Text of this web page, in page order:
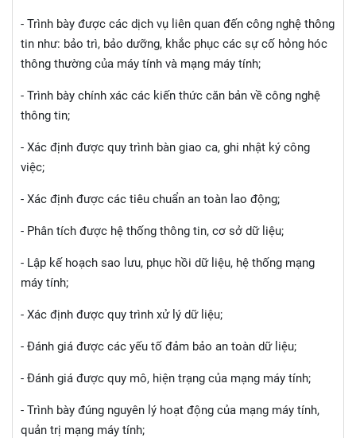
- Trình bày được các dịch vụ liên quan đến công nghệ thông
tin như: bảo trì, bảo dưỡng, khắc phục các sự cố hỏng hóc
thông thường của máy tính và mạng máy tính;
- Trình bày chính xác các kiến thức căn bản về công nghệ
thông tin;
- Xác định được quy trình bàn giao ca, ghi nhật ký công
việc;
- Xác định được các tiêu chuẩn an toàn lao động;
- Phân tích được hệ thống thông tin, cơ sở dữ liệu;
- Lập kế hoạch sao lưu, phục hồi dữ liệu, hệ thống mạng
máy tính;
- Xác định được quy trình xử lý dữ liệu;
- Đánh giá được các yếu tố đảm bảo an toàn dữ liệu;
- Đánh giá được quy mô, hiện trạng của mạng máy tính;
- Trình bày đúng nguyên lý hoạt động của mạng máy tính,
quản trị mạng máy tính;